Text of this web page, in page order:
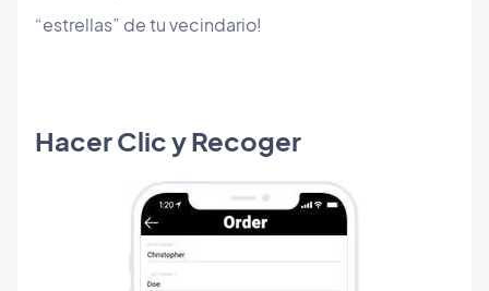
“estrellas” de tu vecindario!
Hacer Clic y Recoger